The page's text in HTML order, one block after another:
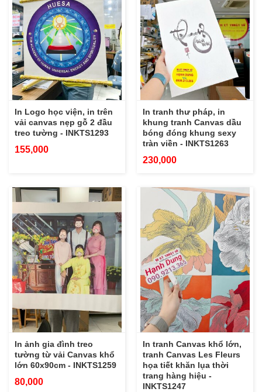
In Logo học viện, in trên
vải canvas nẹp gỗ 2 đầu
treo tường - INKTS1293
155,000
In tranh thư pháp, in
khung tranh Canvas dầu
bóng đóng khung sexy
tràn viền - INKTS1263
230,000
In ảnh gia đình treo
tường từ vải Canvas khổ
lớn 60x90cm - INKTS1259
80,000
In tranh Canvas khổ lớn,
tranh Canvas Les Fleurs
họa tiết khăn lụa thời
trang hàng hiệu -
INKTS1247